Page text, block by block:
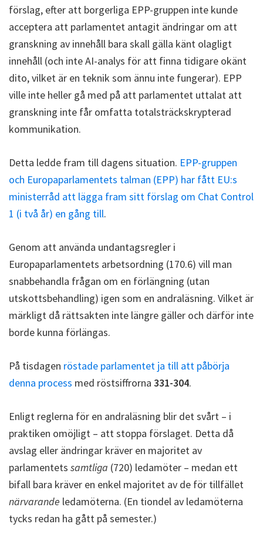
förslag, efter att borgerliga EPP-gruppen inte kunde
acceptera att parlamentet antagit ändringar om att
granskning av innehåll bara skall gälla känt olagligt
innehåll (och inte AI-analys för att finna tidigare okänt
dito, vilket är en teknik som ännu inte fungerar). EPP
ville inte heller gå med på att parlamentet uttalat att
granskning inte får omfatta totalsträckskrypterad
kommunikation.
Detta ledde fram till dagens situation. EPP-gruppen
och Europaparlamentets talman (EPP) har fått EU:s
ministerråd att lägga fram sitt förslag om Chat Control
1 (i två år) en gång till.
Genom att använda undantagsregler i
Europaparlamentets arbetsordning (170.6) vill man
snabbehandla frågan om en förlängning (utan
utskottsbehandling) igen som en andraläsning. Vilket är
märkligt då rättsakten inte längre gäller och därför inte
borde kunna förlängas.
På tisdagen röstade parlamentet ja till att påbörja
denna process med röstsiffrorna 331-304.
Enligt reglerna för en andraläsning blir det svårt – i
praktiken omöjligt – att stoppa förslaget. Detta då
avslag eller ändringar kräver en majoritet av
parlamentets samtliga (720) ledamöter – medan ett
bifall bara kräver en enkel majoritet av de för tillfället
närvarande ledamöterna. (En tiondel av ledamöterna
tycks redan ha gått på semester.)